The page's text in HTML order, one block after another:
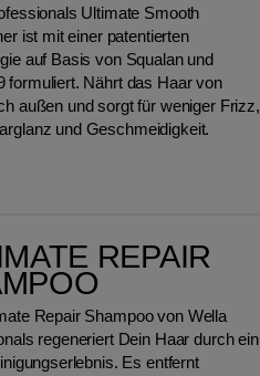
Ultimate Smooth
ist mit einer patentierten
auf Basis von Squalan und
formuliert. Nährt das Haar von
außen und sorgt für weniger Frizz,
und Geschmeidigkeit.
REPAIR
Repair Shampoo von Wella
regeneriert Dein Haar durch ein
Es entfernt